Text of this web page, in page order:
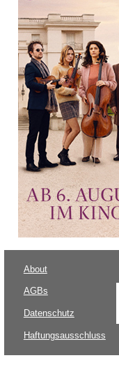
About
AGBs
Datenschutz
Haftungsausschluss